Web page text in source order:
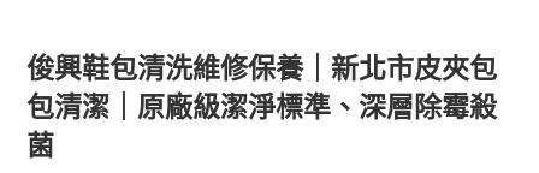
俊興鞋包清洗維修保養｜新北市皮夾包
包清潔｜原廠級潔淨標準、深層除霉殺
菌